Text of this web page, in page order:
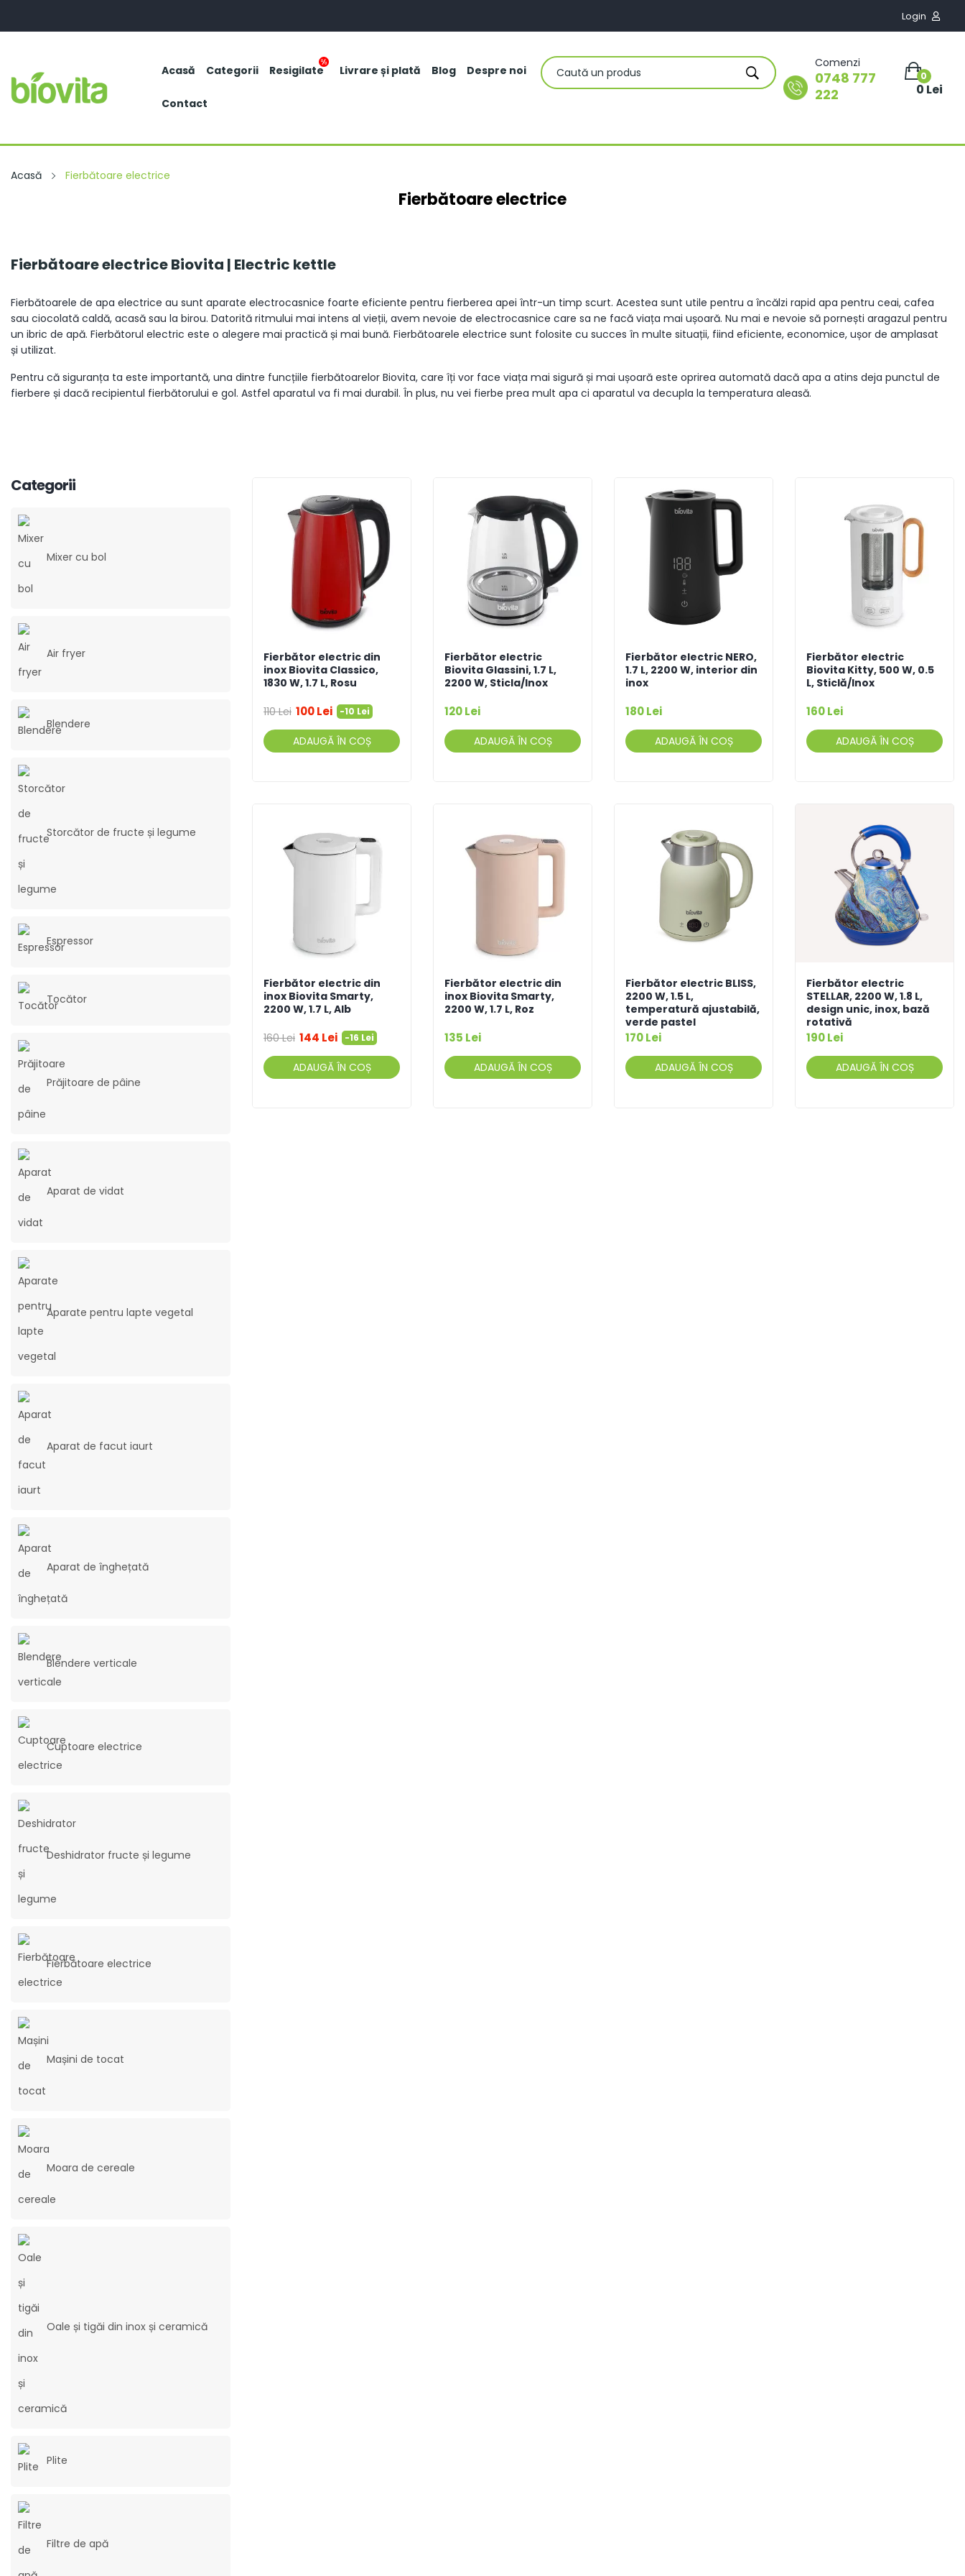
Login 
Acasă Categorii Resigilate Livrare și plată Blog Despre noi
Contact
0
0 Lei
Comenzi
0748 777
222
Acasă Fierbătoare electrice
Fierbătoare electrice
Fierbătoare electrice Biovita | Electric kettle
Fierbătoarele de apa electrice au sunt aparate electrocasnice foarte eficiente pentru fierberea apei într-un timp scurt. Acestea sunt utile pentru a încălzi rapid apa pentru ceai, cafea
sau ciocolată caldă, acasă sau la birou. Datorită ritmului mai intens al vieții, avem nevoie de electrocasnice care sa ne facă viața mai ușoară. Nu mai e nevoie să pornești aragazul pentru
un ibric de apă. Fierbătorul electric este o alegere mai practică și mai bună. Fierbătoarele electrice sunt folosite cu succes în multe situații, fiind eficiente, economice, ușor de amplasat
și utilizat.
Pentru că siguranța ta este importantă, una dintre funcțiile fierbătoarelor Biovita, care îți vor face viața mai sigură și mai ușoară este oprirea automată dacă apa a atins deja punctul de
fierbere și dacă recipientul fierbătorului e gol. Astfel aparatul va fi mai durabil. În plus, nu vei fierbe prea mult apa ci aparatul va decupla la temperatura aleasă.
Categorii
Mixer cu bol
Air fryer
Blendere
Storcător de fructe și legume
Espressor
Tocător
Prăjitoare de pâine
Aparat de vidat
Aparate pentru lapte vegetal
Aparat de facut iaurt
Aparat de înghețată
Blendere verticale
Cuptoare electrice
Deshidrator fructe și legume
Fierbătoare electrice
Mașini de tocat
Moara de cereale
Oale și tigăi din inox și ceramică
Plite
Filtre de apă
Fierbător electric din
inox Biovita Classico,
1830 W, 1.7 L, Rosu
110 Lei 100 Lei -10 Lei
ADAUGĂ ÎN COȘ
Fierbător electric
Biovita Glassini, 1.7 L,
2200 W, Sticla/Inox
120 Lei
ADAUGĂ ÎN COȘ
Fierbător electric NERO,
1.7 L, 2200 W, interior din
inox
180 Lei
ADAUGĂ ÎN COȘ
Fierbător electric
Biovita Kitty, 500 W, 0.5
L, Sticlă/Inox
160 Lei
ADAUGĂ ÎN COȘ
Fierbător electric din
inox Biovita Smarty,
2200 W, 1.7 L, Alb
160 Lei 144 Lei -16 Lei
ADAUGĂ ÎN COȘ
Fierbător electric din
inox Biovita Smarty,
2200 W, 1.7 L, Roz
135 Lei
ADAUGĂ ÎN COȘ
Fierbător electric BLISS,
2200 W, 1.5 L,
temperatură ajustabilă,
verde pastel
170 Lei
ADAUGĂ ÎN COȘ
Fierbător electric
STELLAR, 2200 W, 1.8 L,
design unic, inox, bază
rotativă
190 Lei
ADAUGĂ ÎN COȘ